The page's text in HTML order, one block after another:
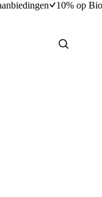
10% op